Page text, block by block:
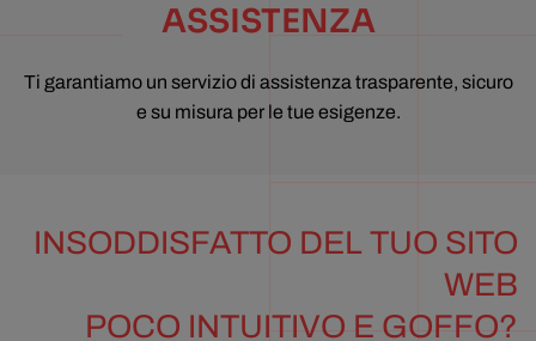
ASSISTENZA
Ti garantiamo un servizio di assistenza trasparente, sicuro
e su misura per le tue esigenze.
INSODDISFATTO DEL TUO SITO
WEB
POCO INTUITIVO E GOFFO?